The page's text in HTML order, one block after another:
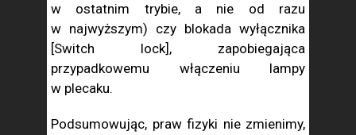
w ostatnim trybie, a nie od razu
w najwyższym) czy blokada wyłącznika
[Switch lock], zapobiegająca
przypadkowemu włączeniu lampy
w plecaku.
Podsumowując, praw fizyki nie zmienimy,